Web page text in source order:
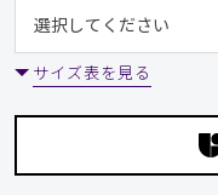
サイズ表を見る